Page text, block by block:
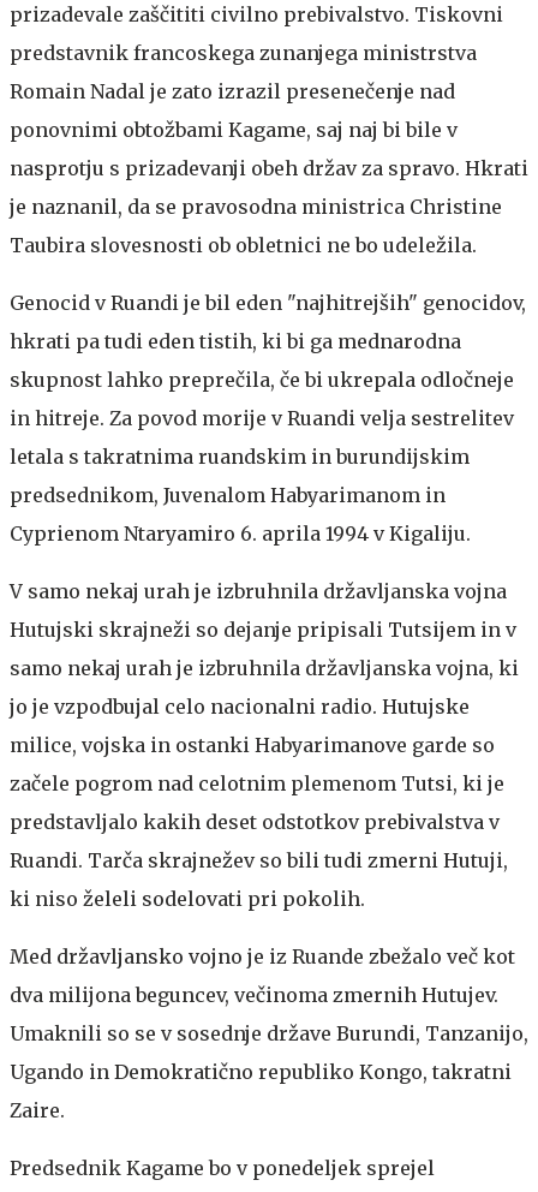
prizadevale zaščititi civilno prebivalstvo. Tiskovni
predstavnik francoskega zunanjega ministrstva
Romain Nadal je zato izrazil presenečenje nad
ponovnimi obtožbami Kagame, saj naj bi bile v
nasprotju s prizadevanji obeh držav za spravo. Hkrati
je naznanil, da se pravosodna ministrica Christine
Taubira slovesnosti ob obletnici ne bo udeležila.
Genocid v Ruandi je bil eden "najhitrejših" genocidov,
hkrati pa tudi eden tistih, ki bi ga mednarodna
skupnost lahko preprečila, če bi ukrepala odločneje
in hitreje. Za povod morije v Ruandi velja sestrelitev
letala s takratnima ruandskim in burundijskim
predsednikom, Juvenalom Habyarimanom in
Cyprienom Ntaryamiro 6. aprila 1994 v Kigaliju.
V samo nekaj urah je izbruhnila državljanska vojna
Hutujski skrajneži so dejanje pripisali Tutsijem in v
samo nekaj urah je izbruhnila državljanska vojna, ki
jo je vzpodbujal celo nacionalni radio. Hutujske
milice, vojska in ostanki Habyarimanove garde so
začele pogrom nad celotnim plemenom Tutsi, ki je
predstavljalo kakih deset odstotkov prebivalstva v
Ruandi. Tarča skrajnežev so bili tudi zmerni Hutuji,
ki niso želeli sodelovati pri pokolih.
Med državljansko vojno je iz Ruande zbežalo več kot
dva milijona beguncev, večinoma zmernih Hutujev.
Umaknili so se v sosednje države Burundi, Tanzanijo,
Ugando in Demokratično republiko Kongo, takratni
Zaire.
Predsednik Kagame bo v ponedeljek sprejel